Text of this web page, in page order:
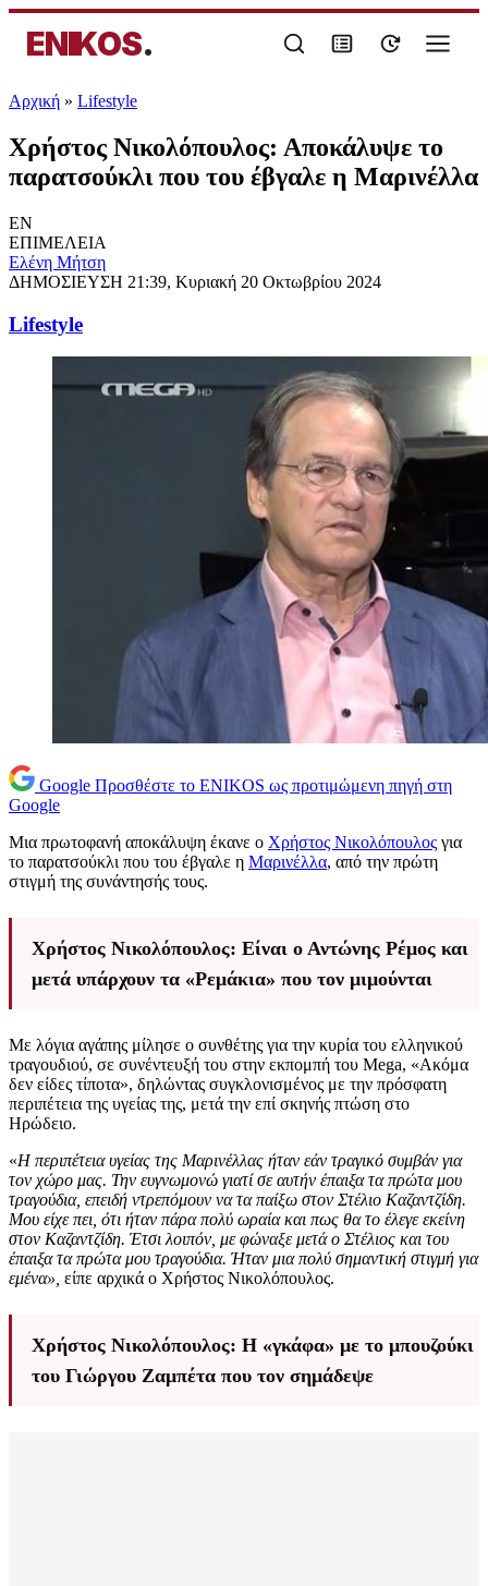
ENIKOS.
Αρχική » Lifestyle
Χρήστος Νικολόπουλος: Αποκάλυψε το
παρατσούκλι που του έβγαλε η Μαρινέλλα
EN
ΕΠΙΜΕΛΕΙΑ
Eλένη Μήτση
ΔΗΜΟΣΙΕΥΣΗ 21:39, Κυριακή 20 Οκτωβρίου 2024
Lifestyle
Google Προσθέστε το ENIKOS ως προτιμώμενη πηγή στη
Google
Μια πρωτοφανή αποκάλυψη έκανε ο Χρήστος Νικολόπουλος για
το παρατσούκλι που του έβγαλε η Μαρινέλλα, από την πρώτη
στιγμή της συνάντησής τους.
Χρήστος Νικολόπουλος: Είναι ο Αντώνης Ρέμος και
μετά υπάρχουν τα «Ρεμάκια» που τον μιμούνται
Με λόγια αγάπης μίλησε ο συνθέτης για την κυρία του ελληνικού
τραγουδιού, σε συνέντευξή του στην εκπομπή του Mega, «Ακόμα
δεν είδες τίποτα», δηλώντας συγκλονισμένος με την πρόσφατη
περιπέτεια της υγείας της, μετά την επί σκηνής πτώση στο
Ηρώδειο.
«Η περιπέτεια υγείας της Μαρινέλλας ήταν εάν τραγικό συμβάν για
τον χώρο μας. Την ευγνωμονώ γιατί σε αυτήν έπαιξα τα πρώτα μου
τραγούδια, επειδή ντρεπόμουν να τα παίξω στον Στέλιο Καζαντζίδη.
Μου είχε πει, ότι ήταν πάρα πολύ ωραία και πως θα το έλεγε εκείνη
στον Καζαντζίδη. Έτσι λοιπόν, με φώναξε μετά ο Στέλιος και του
έπαιξα τα πρώτα μου τραγούδια. Ήταν μια πολύ σημαντική στιγμή για
εμένα», είπε αρχικά ο Χρήστος Νικολόπουλος.
Χρήστος Νικολόπουλος: Η «γκάφα» με το μπουζούκι
του Γιώργου Ζαμπέτα που τον σημάδεψε